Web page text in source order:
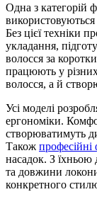
Одна з категорій
Без цієї техніки
укладання,
волосся за
працюють у
волосся, а й
Усі моделі
ергономіки.
створюватимуть
Також професійні
насадок. З їхньою
та довжини
конкретного